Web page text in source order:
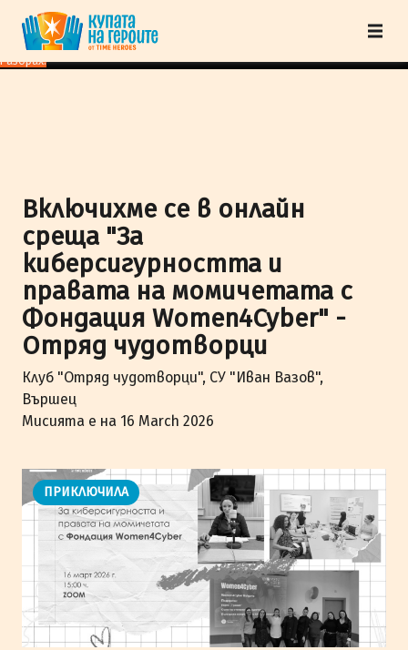
"Купата на героите" от TimeHeroes ползва cookies, за да осигурим по-
добро представяне на сайта и да подобрим Вашето преживяване.Научи
повече
Разбрах!
Включихме се в онлайн
среща "За
киберсигурността и
правата на момичетата с
Фондация Women4Cyber" -
Отряд чудотворци
Клуб "Отряд чудотворци", СУ "Иван Вазов",
Вършец
Мисията е на 16 March 2026
ПРИКЛЮЧИЛА